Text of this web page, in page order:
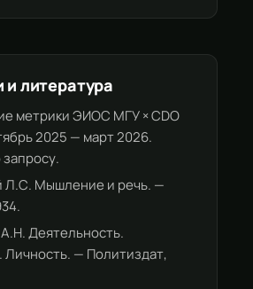
и литература
метрики ЭИОС МГУ × CDO
2025 — март 2026.
Л.С. Мышление и речь. —
Деятельность.
Личность. — Политиздат,